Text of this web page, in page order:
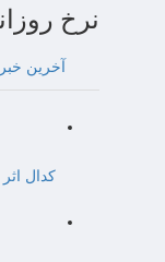
نرخ
آخرین
کدال